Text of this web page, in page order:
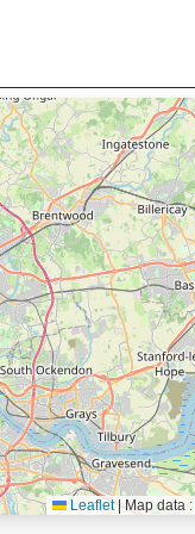
Leaflet |Map data :